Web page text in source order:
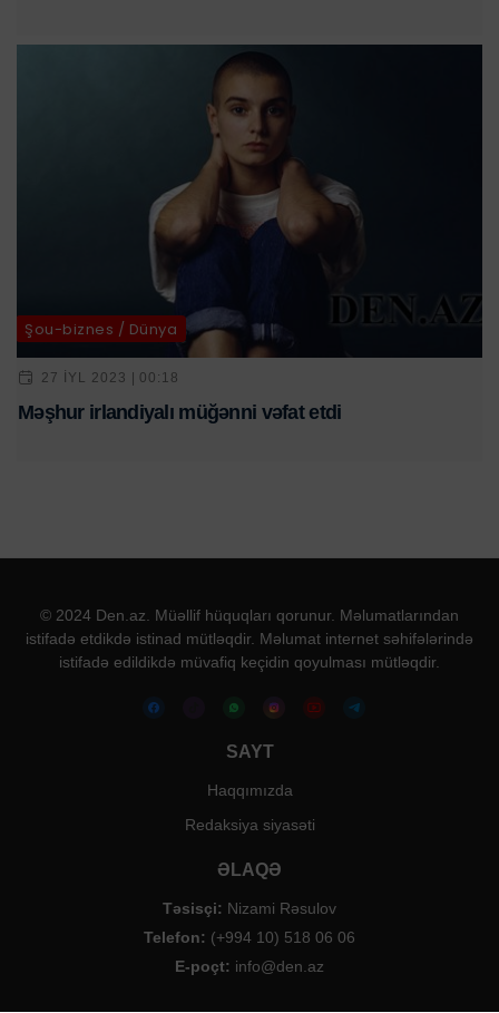
Şou-biznes / Dünya
27 IYL 2023 | 00:18
Məşhur irlandiyalı müğənni vəfat etdi
© 2024 Den.az. Müəllif hüquqları qorunur. Məlumatlarından
istifadə etdikdə istinad mütləqdir. Məlumat internet səhifələrində
istifadə edildikdə müvafiq keçidin qoyulması mütləqdir.
SAYT
Haqqımızda
Redaksiya siyasəti
ƏLAQƏ
Təsisçi: Nizami Rəsulov
Telefon: (+994 10) 518 06 06
E-poçt: info@den.az